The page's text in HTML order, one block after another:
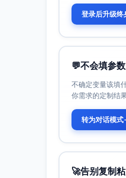
地面位置
简易节拍
消毒湿巾
备用软性
活动流程
安全与规则
规则口令
“强
“两
“棒
登录后升级终
💬不会填参
不确定变量该填
你需求的定制结
转为对话模式
🚀告别复制